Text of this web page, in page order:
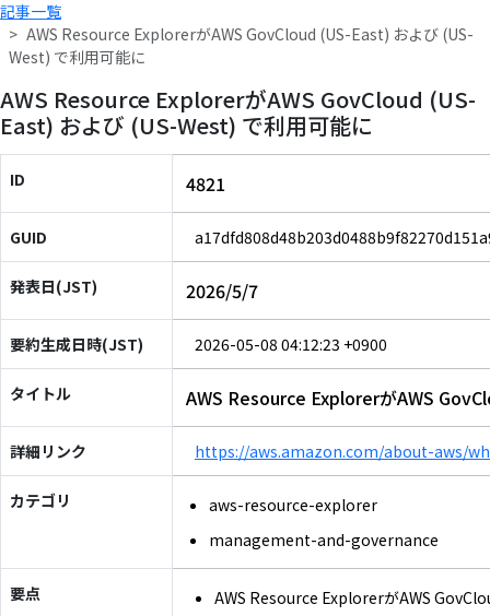
記事一覧
AWS Resource ExplorerがAWS GovCloud (US-East) および (US-
West) で利用可能に
AWS Resource ExplorerがAWS GovCloud (US-
East) および (US-West) で利用可能に
ID 4821
GUID
発表日(JST) 2026/5/7
要約生成日時(JST) 2026-05-08 04:12:23 +0900
タイトル AWS Resource ExplorerがAWS
詳細リンク https://aws.amazon.com/about-aws/
カテゴリ
aws-resource-explorer
management-and-governance
要点
AWS Resource ExplorerがAWS